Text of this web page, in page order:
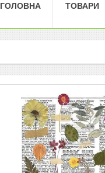
ГОЛОВНА ТОВАРИ